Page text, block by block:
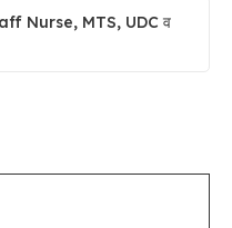
Nurse, MTS, UDC व